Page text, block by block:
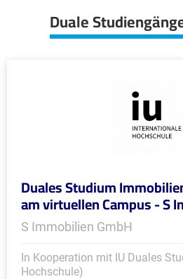
Duale
Duales Studium
am virtuellen Campus - S
S Immobilien GmbH
In Kooperation mit IU Duales
Hochschule)